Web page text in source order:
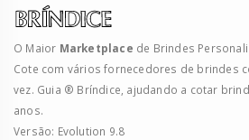
O Maior Marketplace de Brindes
Cote com vários fornecedores de brindes
vez. Guia ® Bríndice, ajudando a cotar
anos.
Versão: Evolution 9.8